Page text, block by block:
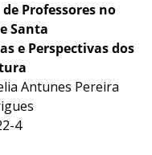
Professores no
Santa
e Perspectivas dos
Antunes Pereira
4